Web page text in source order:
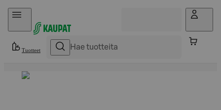
Hyppää sisältöön
Tuotteet